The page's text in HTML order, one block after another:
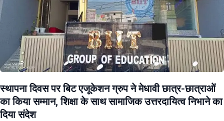
स्थापना दिवस पर बिट एजूकेशन ग्रुप ने मेधावी छात्र-छात्राओं
का किया सम्मान, शिक्षा के साथ सामाजिक उत्तरदायित्व निभाने का
दिया संदेश